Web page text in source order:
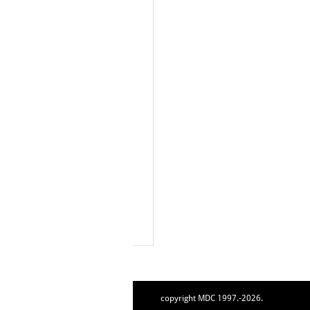
copyright MDC 1997.-2026.